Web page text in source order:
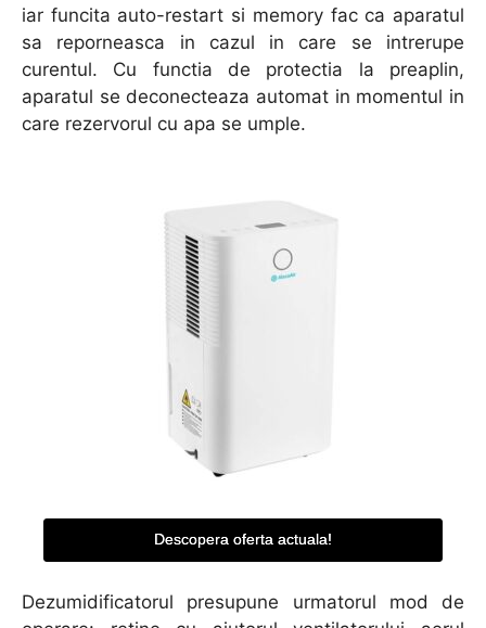
iar funcita auto-restart si memory fac ca aparatul
sa reporneasca in cazul in care se intrerupe
curentul. Cu functia de protectia la preaplin,
aparatul se deconecteaza automat in momentul in
care rezervorul cu apa se umple.
Descopera oferta actuala!
Dezumidificatorul presupune urmatorul mod de